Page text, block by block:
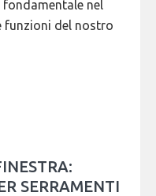
fondamentale nel
funzioni del nostro
SERRAMENTI